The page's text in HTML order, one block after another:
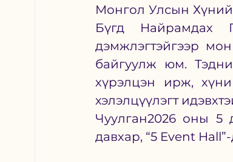
Монгол Улсын
Бүгд Найрамдах
дэмжлэгтэйгээр
байгуулж юм.
хүрэлцэн ирж,
хэлэлцүүлэгт
Чуулган2026 оны 5
давхар, “5 Event